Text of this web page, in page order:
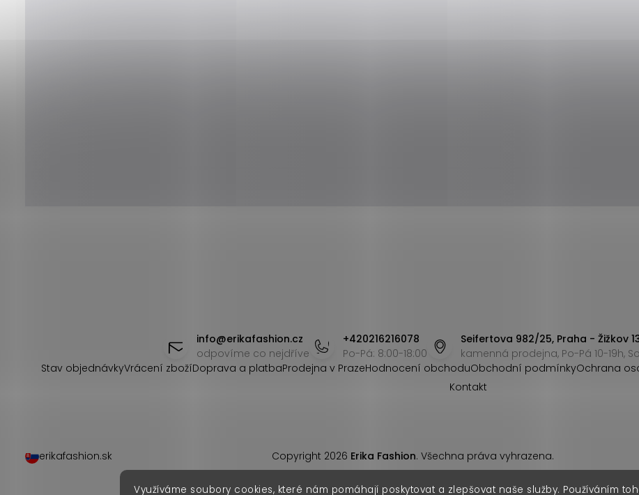
Využíváme soubory cookies, které nám pomáhají poskytovat a zlepšovat naše služby. Používáním
info@erikafashion.cz
odpovíme co nejdříve
+420216216078
Po-Pá: 8:00-18:00
Seifertova 982/25, Praha - Žižkov
kamenná prodejna, Po-Pá 10-19h,
Stav objednávkyVrácení zbožíDoprava a platbaProdejna v PrazeHodnocení obchoduObchodní podmínkyOchrana
Kontakt
Copyright 2026 Erika Fashion. Všechna práva vyhrazena.
erikafashion.sk